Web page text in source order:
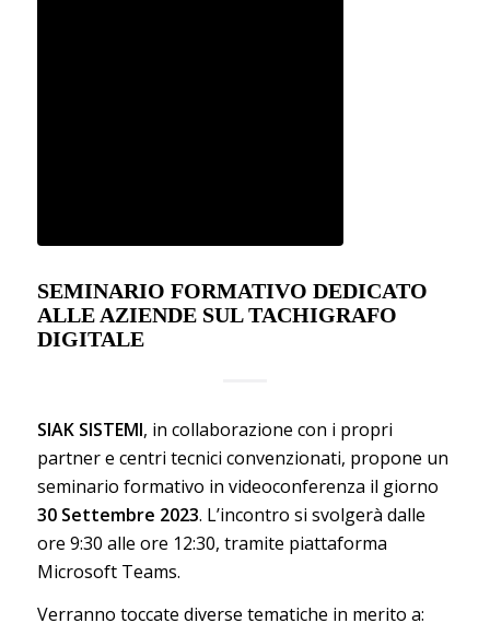
SEMINARIO FORMATIVO DEDICATO
ALLE AZIENDE SUL TACHIGRAFO
DIGITALE
SIAK SISTEMI, in collaborazione con i propri
partner e centri tecnici convenzionati, propone un
seminario formativo in videoconferenza il giorno
30 Settembre 2023. L’incontro si svolgerà dalle
ore 9:30 alle ore 12:30, tramite piattaforma
Microsoft Teams.
Verranno toccate diverse tematiche in merito a: